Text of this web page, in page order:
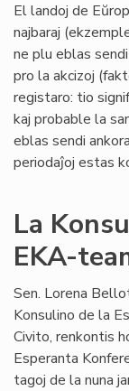
El landoj de
najbaraj
ne plu eblas
pro la akcizoj
registaro: tio
kaj probable la
eblas sendi
periodaĵoj estas
La
EKA-
Sen. Lorena
Konsulino de la
Civito, renkontis
Esperanta
tagoj de la nuna